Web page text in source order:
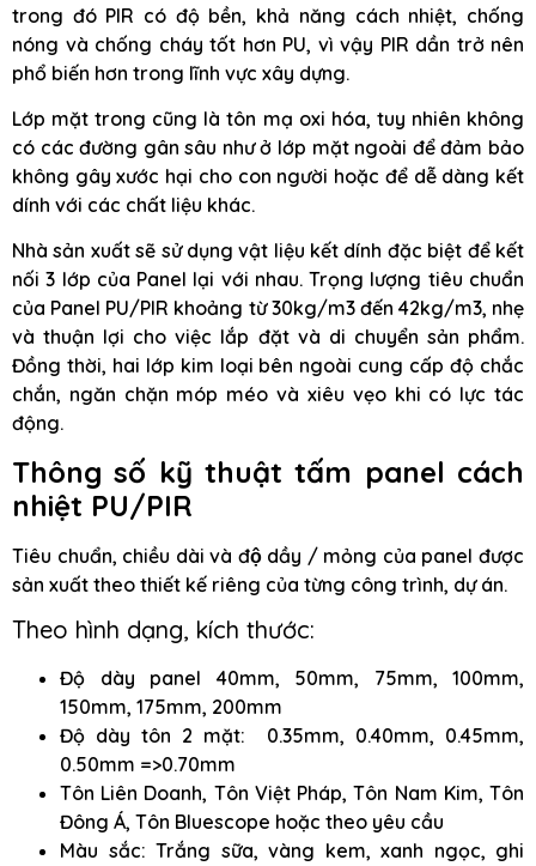
trong đó PIR có độ bền, khả năng cách nhiệt, chống
nóng và chống cháy tốt hơn PU, vì vậy PIR dần trở nên
phổ biến hơn trong lĩnh vực xây dựng.
Lớp mặt trong cũng là tôn mạ oxi hóa, tuy nhiên không
có các đường gân sâu như ở lớp mặt ngoài để đảm bảo
không gây xước hại cho con người hoặc để dễ dàng kết
dính với các chất liệu khác.
Nhà sản xuất sẽ sử dụng vật liệu kết dính đặc biệt để kết
nối 3 lớp của Panel lại với nhau. Trọng lượng tiêu chuẩn
của Panel PU/PIR khoảng từ 30kg/m3 đến 42kg/m3, nhẹ
và thuận lợi cho việc lắp đặt và di chuyển sản phẩm.
Đồng thời, hai lớp kim loại bên ngoài cung cấp độ chắc
chắn, ngăn chặn móp méo và xiêu vẹo khi có lực tác
động.
Thông số kỹ thuậttấm panel cách
nhiệt PU/PIR
Tiêu chuẩn, chiều dài và độ dầy / mỏng của panel được
sản xuất theo thiết kế riêng của từng công trình, dự án.
Theo hình dạng, kích thước:
Độ dày panel 40mm, 50mm, 75mm, 100mm,
150mm, 175mm, 200mm
Độ dày tôn 2 mặt: 0.35mm, 0.40mm, 0.45mm,
0.50mm =>0.70mm
Tôn Liên Doanh, Tôn Việt Pháp, Tôn Nam Kim, Tôn
Đông Á, Tôn Bluescope hoặc theo yêu cầu
Màu sắc: Trắng sữa, vàng kem, xanh ngọc, ghi